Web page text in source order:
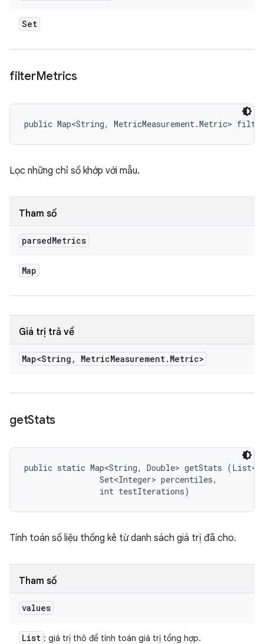
Set
filterMetrics
public Map<String, MetricMeasurement.Metric>
Lọc những chỉ số khớp với mẫu.
Tham số
parsedMetrics
Map
Giá trị trả về
Map<String , MetricMeasurement. Metric>
getStats
public static Map<String, Double> getStats
                Set<Integer> percentiles,
                int testIterations)
Tính toán số liệu thống kê từ danh sách giá trị đã cho.
Tham số
values
List : giá trị thô để tính toán giá trị tổng hợp.